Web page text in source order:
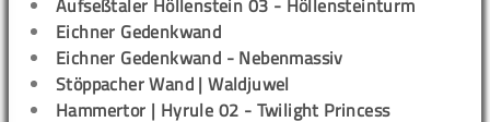
Aufseßtaler Höllenstein 03 - Höllensteinturm
Eichner Gedenkwand
Eichner Gedenkwand - Nebenmassiv
Stöppacher Wand | Waldjuwel
Hammertor | Hyrule 02 - Twilight Princess